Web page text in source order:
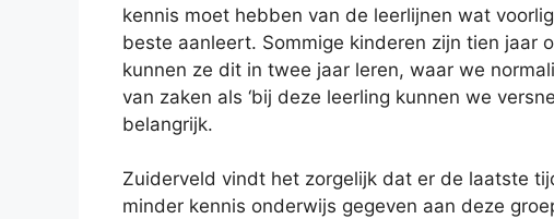
kennis moet hebben van de leerlijnen wat
beste aanleert. Sommige kinderen zijn tien jaar
kunnen ze dit in twee jaar leren, waar we
van zaken als ‘bij deze leerling kunnen we
belangrijk.
Zuiderveld vindt het zorgelijk dat er de laatste
minder kennis onderwijs gegeven aan deze